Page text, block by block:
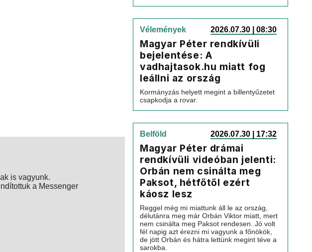
is vagyunk.
a Messenger
Vélemények 2026.07.30 | 08:30
Magyar Péter rendkívüli
bejelentése: A
vadhajtasok.hu miatt fog
leállni az ország
Kormányzás helyett megint a billentyűzetet
csapkodja a rovar.
Belföld 2026.07.30 | 17:32
Magyar Péter drámai
rendkívüli videóban jelenti:
Orbán nem csinálta meg
Paksot, hétfőtől ezért
káosz lesz
Reggel még mi miattunk áll le az ország,
délutánra meg már Orbán Viktor miatt, mert
nem csinálta meg Paksot rendesen. Jó volt
fél napig azt érezni mi vagyunk a főnökök,
de jött Orbán és hátra lettünk megint téve a
sarokba.